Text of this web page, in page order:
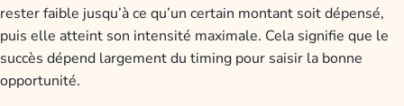
rester faible jusqu’à ce qu’un certain montant soit dépensé,
puis elle atteint son intensité maximale. Cela signifie que le
succès dépend largement du timing pour saisir la bonne
opportunité.